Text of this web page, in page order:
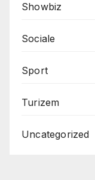
Showbiz
Sociale
Sport
Turizem
Uncategorized